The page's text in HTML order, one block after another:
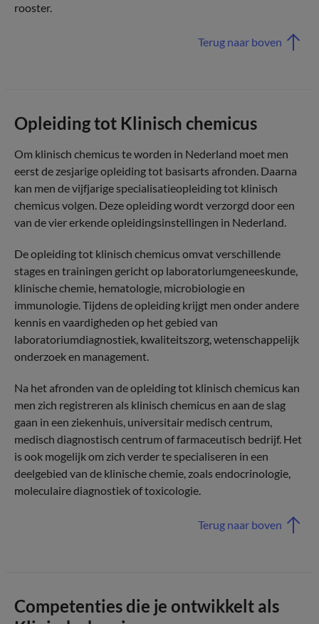
rooster.
Terug naar boven
Opleiding tot Klinisch chemicus
Om klinisch chemicus te worden in Nederland moet men
eerst de zesjarige opleiding tot basisarts afronden. Daarna
kan men de vijfjarige specialisatieopleiding tot klinisch
chemicus volgen. Deze opleiding wordt verzorgd door een
van de vier erkende opleidingsinstellingen in Nederland.
De opleiding tot klinisch chemicus omvat verschillende
stages en trainingen gericht op laboratoriumgeneeskunde,
klinische chemie, hematologie, microbiologie en
immunologie. Tijdens de opleiding krijgt men onder andere
kennis en vaardigheden op het gebied van
laboratoriumdiagnostiek, kwaliteitszorg, wetenschappelijk
onderzoek en management.
Na het afronden van de opleiding tot klinisch chemicus kan
men zich registreren als klinisch chemicus en aan de slag
gaan in een ziekenhuis, universitair medisch centrum,
medisch diagnostisch centrum of farmaceutisch bedrijf. Het
is ook mogelijk om zich verder te specialiseren in een
deelgebied van de klinische chemie, zoals endocrinologie,
moleculaire diagnostiek of toxicologie.
Terug naar boven
Competenties die je ontwikkelt als